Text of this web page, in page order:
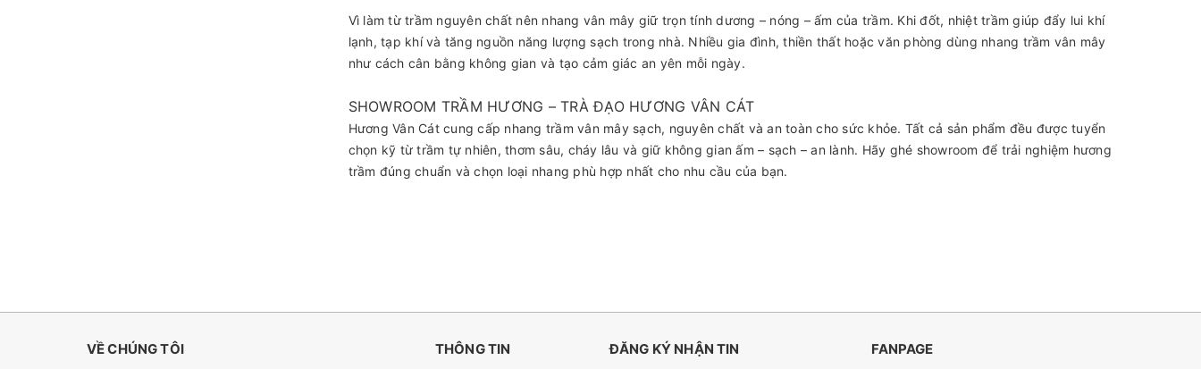
Vì làm từ trầm nguyên chất nên nhang vân mây giữ trọn tính dương – nóng – ấm của trầm. Khi đốt, nhiệt trầm giúp đẩy lui khí
lạnh, tạp khí và tăng nguồn năng lượng sạch trong nhà. Nhiều gia đình, thiền thất hoặc văn phòng dùng nhang trầm vân mây
như cách cân bằng không gian và tạo cảm giác an yên mỗi ngày.
SHOWROOM TRẦM HƯƠNG – TRÀ ĐẠO HƯƠNG VÂN CÁT
Hương Vân Cát cung cấp nhang trầm vân mây sạch, nguyên chất và an toàn cho sức khỏe. Tất cả sản phẩm đều được tuyển
chọn kỹ từ trầm tự nhiên, thơm sâu, cháy lâu và giữ không gian ấm – sạch – an lành. Hãy ghé showroom để trải nghiệm hương
trầm đúng chuẩn và chọn loại nhang phù hợp nhất cho nhu cầu của bạn.
VỀ CHÚNG TÔI THÔNG TIN ĐĂNG KÝ NHẬN TIN FANPAGE